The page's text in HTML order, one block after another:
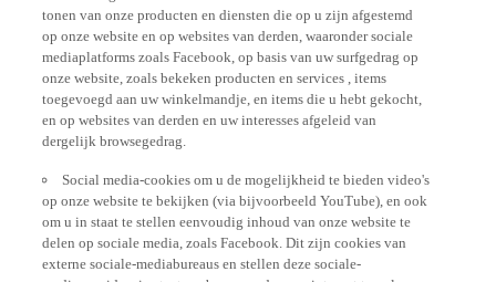
tonen van onze producten en diensten die op u zijn afgestemd
op onze website en op websites van derden, waaronder sociale
mediaplatforms zoals Facebook, op basis van uw surfgedrag op
onze website, zoals bekeken producten en services , items
toegevoegd aan uw winkelmandje, en items die u hebt gekocht,
en op websites van derden en uw interesses afgeleid van
dergelijk browsegedrag.
Social media-cookies om u de mogelijkheid te bieden video's
op onze website te bekijken (via bijvoorbeeld YouTube), en ook
om u in staat te stellen eenvoudig inhoud van onze website te
delen op sociale media, zoals Facebook. Dit zijn cookies van
externe sociale-mediabureaus en stellen deze sociale-